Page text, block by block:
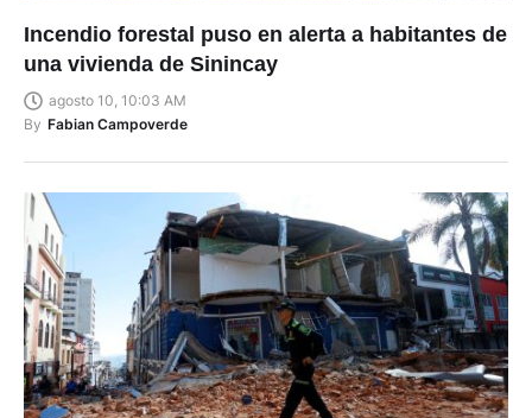
Incendio forestal puso en alerta a habitantes de
una vivienda de Sinincay
agosto 10, 10:03 AM
By Fabian Campoverde